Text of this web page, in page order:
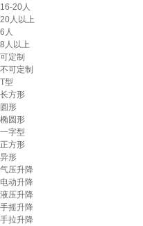
16-20人
20人以上
6人
8人以上
可定制
不可定制
T型
长方形
圆形
椭圆形
一字型
正方形
异形
气压升降
电动升降
液压升降
手摇升降
手拉升降